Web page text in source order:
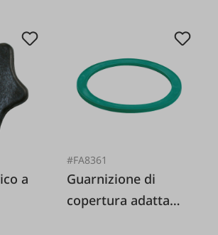
#FA8361
Guarnizione di
copertura adatta